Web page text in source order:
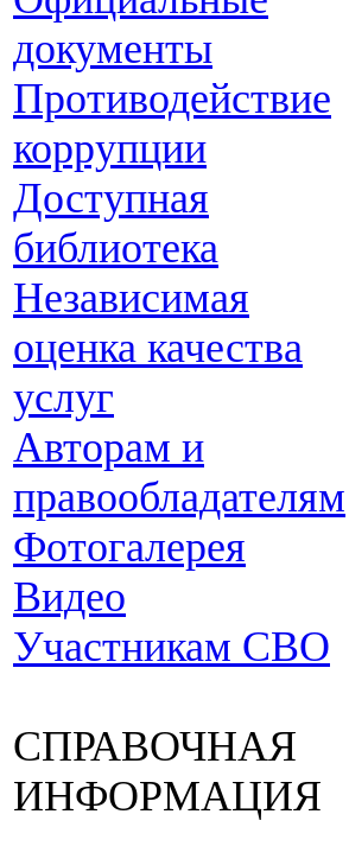
документы
Противодействие
коррупции
Доступная
библиотека
Независимая
оценка качества
услуг
Авторам и
правообладателям
Фотогалерея
Видео
Участникам СВО
СПРАВОЧНАЯ
ИНФОРМАЦИЯ